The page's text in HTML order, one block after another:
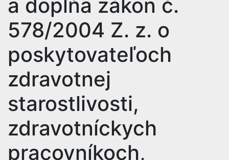
a dopĺňa zákon č.
578/2004 Z. z. o
poskytovateľoch
zdravotnej
starostlivosti,
zdravotníckych
pracovníkoch,